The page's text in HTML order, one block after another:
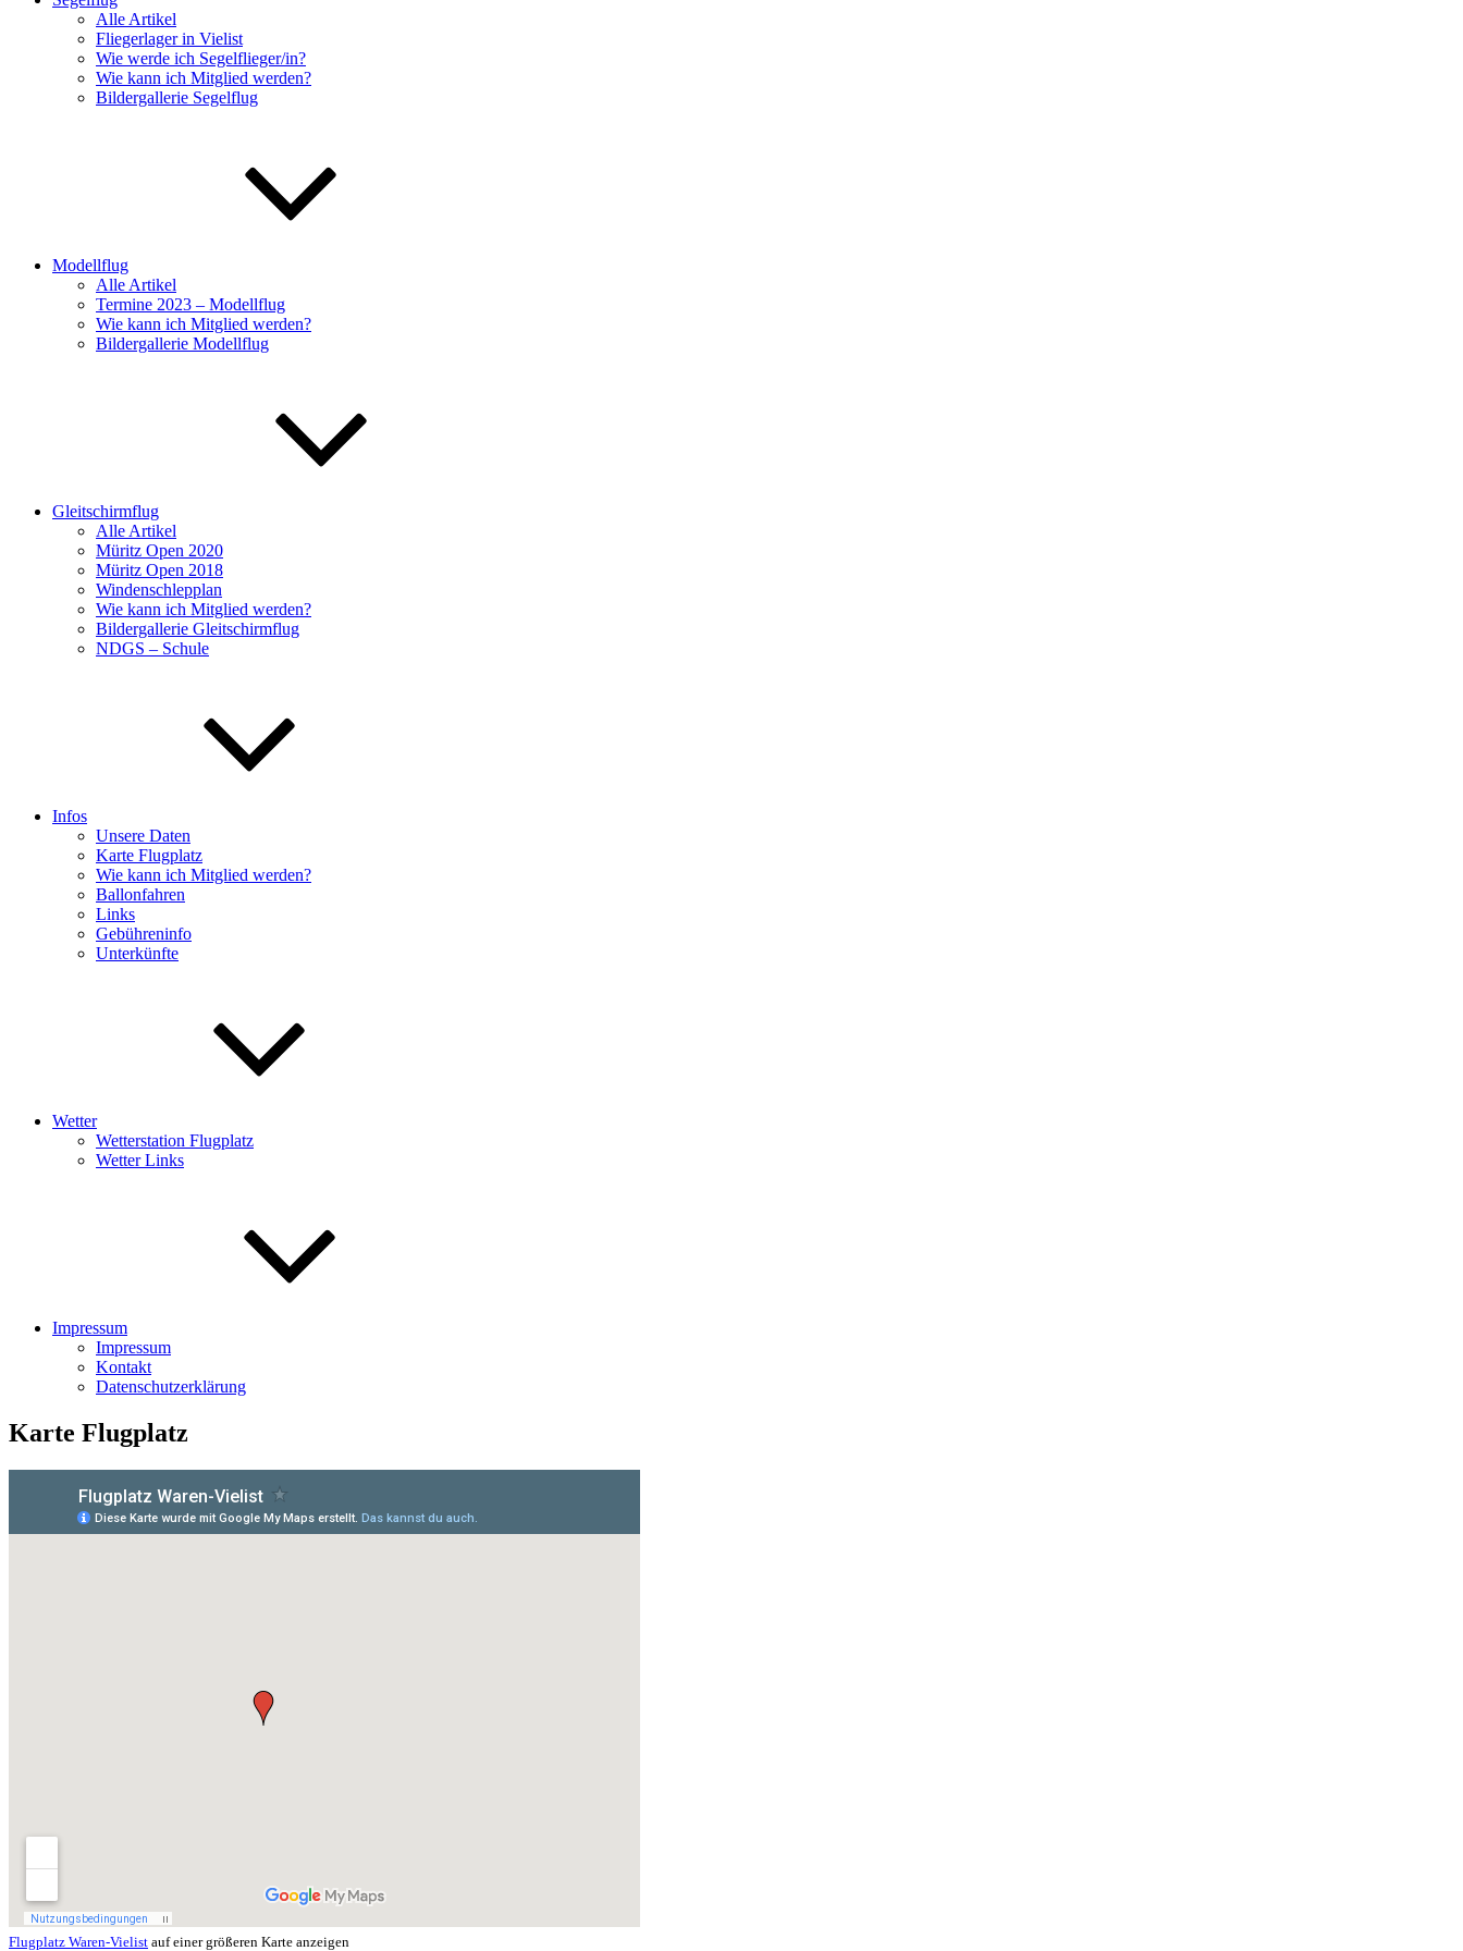
Alle Artikel
Fliegerlager in Vielist
Wie werde ich Segelflieger/in?
Wie kann ich Mitglied werden?
Bildergallerie Segelflug
Modellflug
Alle Artikel
Termine 2023 – Modellflug
Wie kann ich Mitglied werden?
Bildergallerie Modellflug
Gleitschirmflug
Alle Artikel
Müritz Open 2020
Müritz Open 2018
Windenschlepplan
Wie kann ich Mitglied werden?
Bildergallerie Gleitschirmflug
NDGS – Schule
Infos
Unsere Daten
Karte Flugplatz
Wie kann ich Mitglied werden?
Ballonfahren
Links
Gebühreninfo
Unterkünfte
Wetter
Wetterstation Flugplatz
Wetter Links
Impressum
Impressum
Kontakt
Datenschutzerklärung
Karte Flugplatz
Flugplatz Waren-Vielist auf einer größeren Karte anzeigen